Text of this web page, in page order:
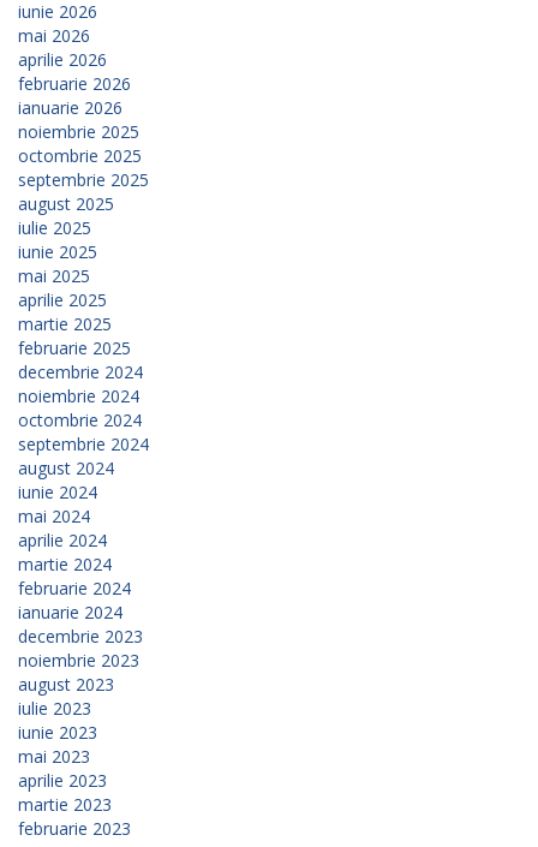
iunie 2026
mai 2026
aprilie 2026
februarie 2026
ianuarie 2026
noiembrie 2025
octombrie 2025
septembrie 2025
august 2025
iulie 2025
iunie 2025
mai 2025
aprilie 2025
martie 2025
februarie 2025
decembrie 2024
noiembrie 2024
octombrie 2024
septembrie 2024
august 2024
iunie 2024
mai 2024
aprilie 2024
martie 2024
februarie 2024
ianuarie 2024
decembrie 2023
noiembrie 2023
august 2023
iulie 2023
iunie 2023
mai 2023
aprilie 2023
martie 2023
februarie 2023